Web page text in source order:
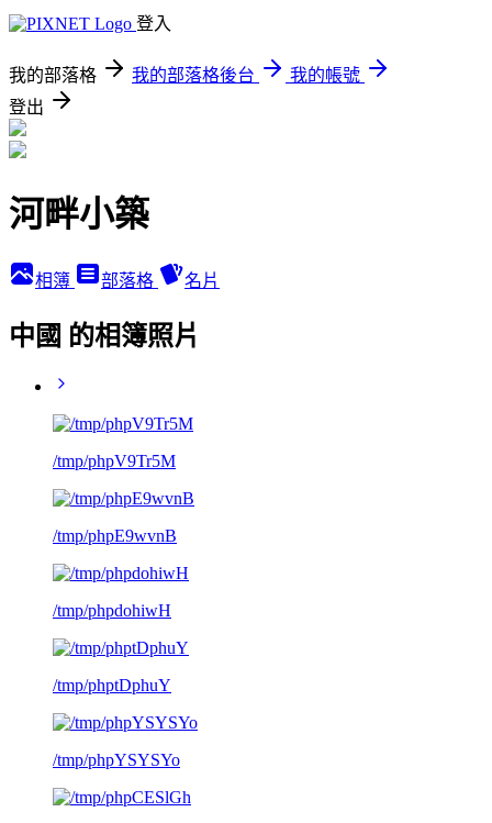
登入
我的部落格 我的部落格後台
我的帳號
登出
河畔小築
相簿 部落格 名片
中國 的相簿照片
/tmp/phpV9Tr5M
/tmp/phpE9wvnB
/tmp/phpdohiwH
/tmp/phptDphuY
/tmp/phpYSYSYo